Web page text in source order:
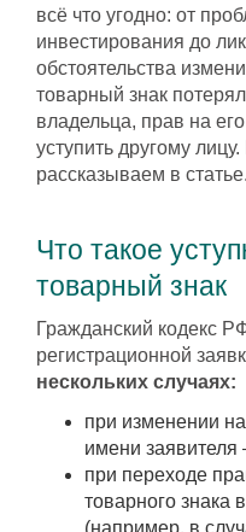
всё что угодно: от
инвестирования до
обстоятельства
товарный знак
владельца, прав на
уступить другому
рассказываем в статье.
Что такое
товарный знак
Гражданский кодекс
регистрационной
нескольких случаях:
при изменении
имени заявителя
при переходе
товарного знака
(например, в